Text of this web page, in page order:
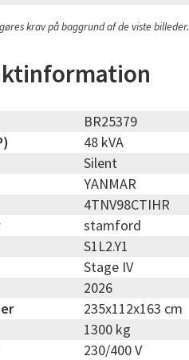
krav på baggrund af de viste billeder.
BR25379
48 kVA
Silent
YANMAR
4TNV98CTIHR
stamford
S1L2.Y1
Stage IV
2026
235x112x163 cm
1300 kg
230/400 V